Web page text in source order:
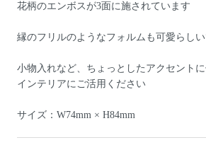
花柄のエンボスが3面に施されています
縁のフリルのようなフォルムも可愛らし
小物入れなど、ちょっとしたアクセント
インテリアにご活用ください
サイズ：W74mm × H84mm